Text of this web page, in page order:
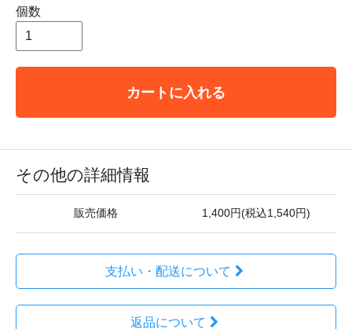
個数
カートに入れる
その他の詳細情報
販売価格 1,400円(税込1,540円)
支払い・配送について
返品について